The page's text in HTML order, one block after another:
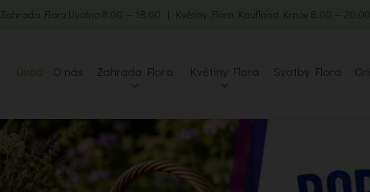
Zahrada Flora Úvalno 8:00 — 18:00 | Květiny Flora Kaufland Krnov 8:00 —
Úvod O nás Zahrada Flora Květiny Flora Svatby Flora